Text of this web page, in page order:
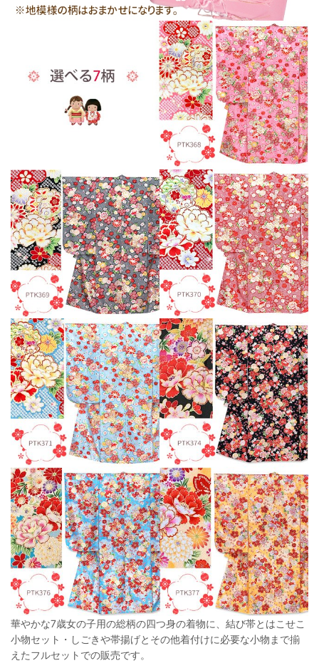
華やかな7歳女の子用の総柄の四つ身の着物に、結び帯とはこせこ
小物セット・しごきや帯揚げとその他着付けに必要な小物まで揃
えたフルセットでの販売です。